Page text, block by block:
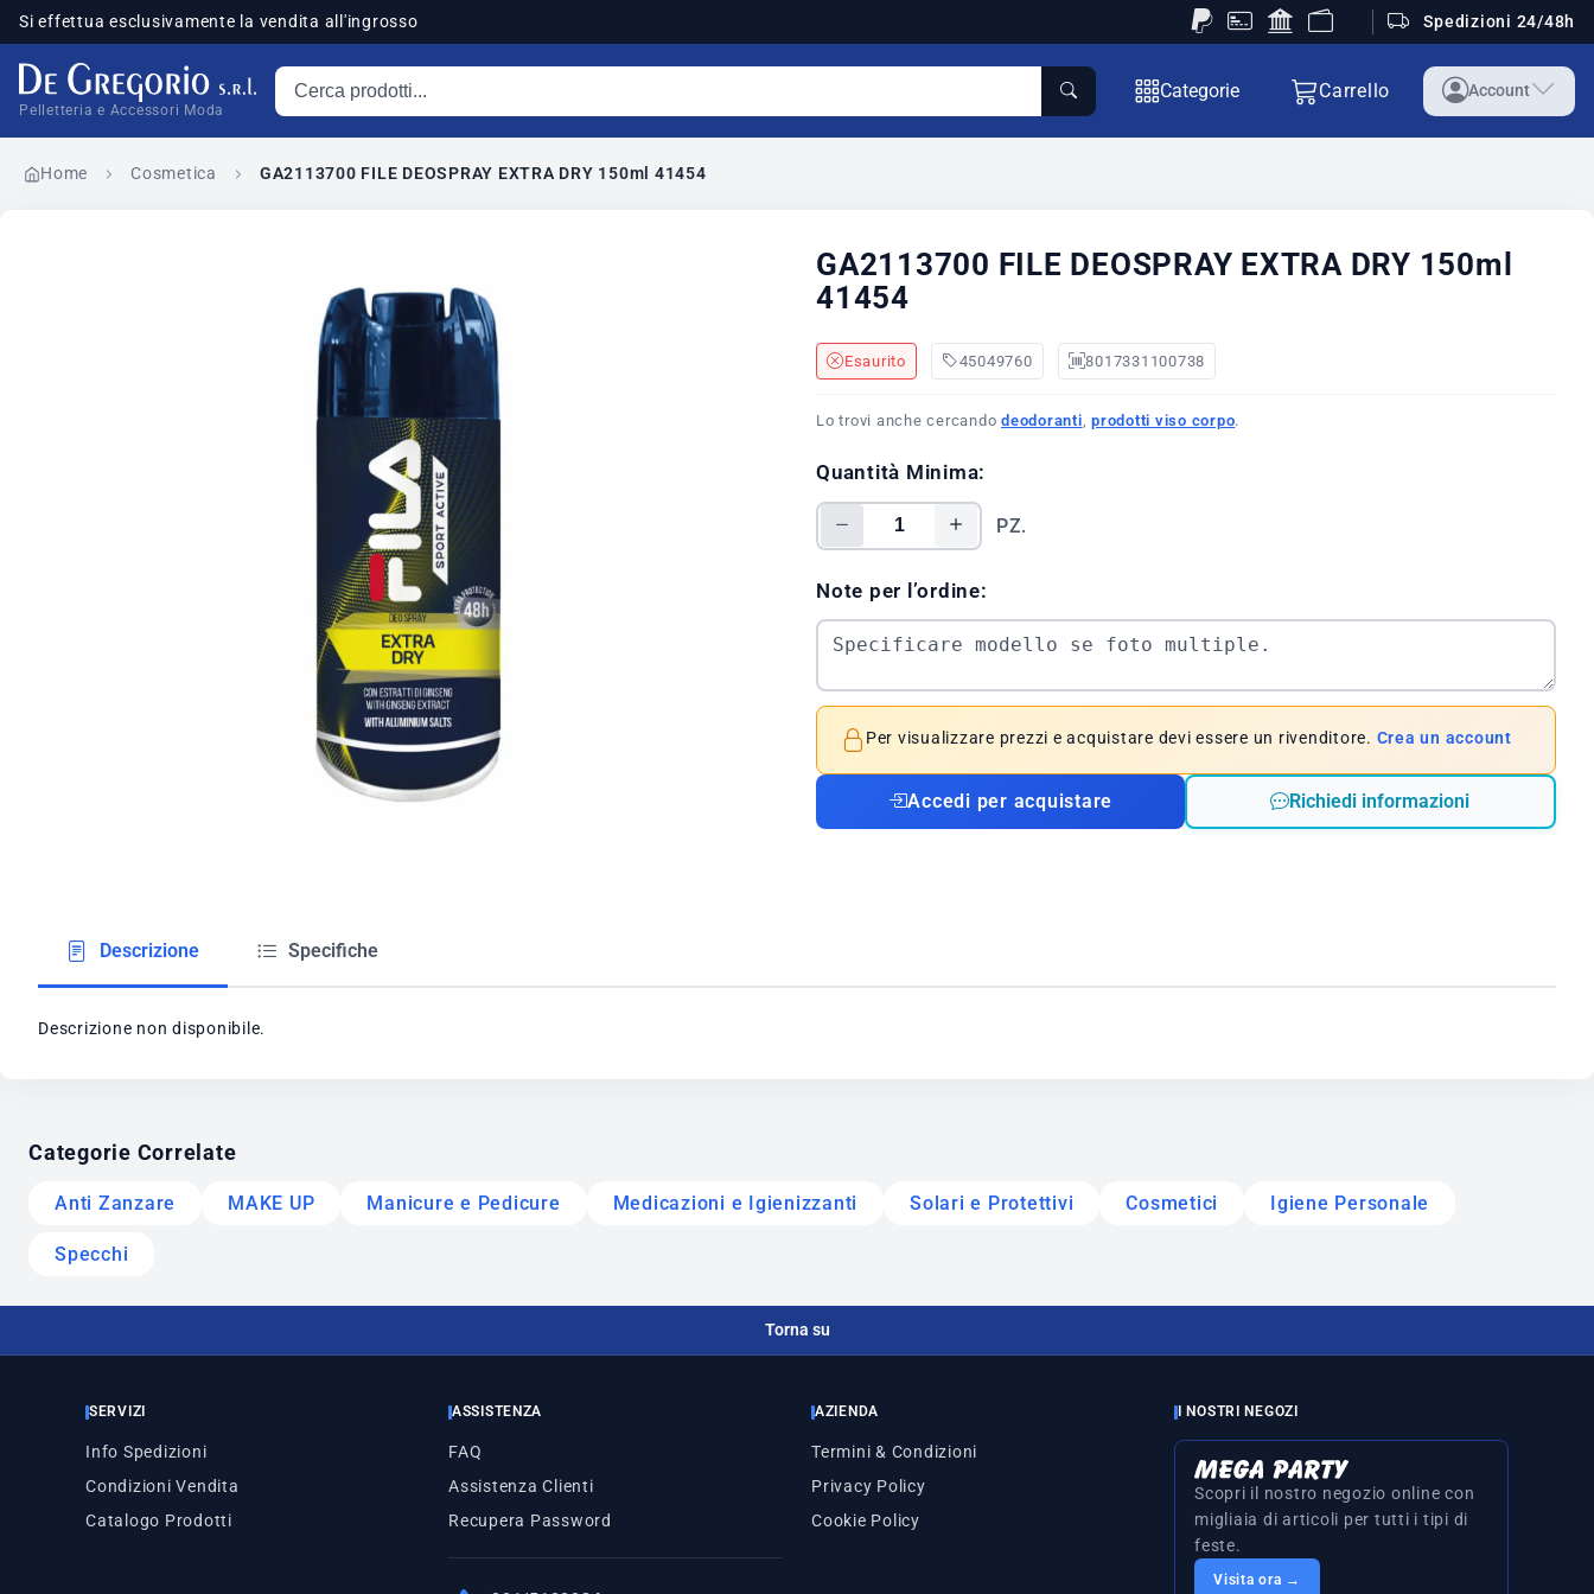
Si effettua esclusivamente la vendita all'ingrosso Spedizioni 24/48h
Pelletteria e Accessori Moda
Cerca prodotti
Categorie Carrello Account
Home Cosmetica GA2113700 FILE DEOSPRAY EXTRA DRY 150ml 41454
GA2113700 FILE DEOSPRAY EXTRA DRY 150ml
41454
Esaurito 45049760 8017331100738
Lo trovi anche cercando deodoranti prodotti viso corpo.
Quantità Minima:
PZ.
Note per l’ordine:
Per visualizzare prezzi e acquistare devi essere un rivenditore. Crea un account
Accedi per acquistare Richiedi informazioni
Descrizione Specifiche
Descrizione non disponibile.
Categorie Correlate
Anti Zanzare MAKE UP Manicure e Pedicure Medicazioni e Igienizzanti Solari e Protettivi Cosmetici Igiene Personale
Specchi
Torna su
SERVIZI
Info Spedizioni
Condizioni Vendita
Catalogo Prodotti
ASSISTENZA
FAQ
Assistenza Clienti
Recupera Password
AZIENDA
Termini & Condizioni
Privacy Policy
Cookie Policy
I NOSTRI NEGOZI
Scopri il nostro negozio online con
migliaia di articoli per tutti i tipi di
feste.
Visita ora →